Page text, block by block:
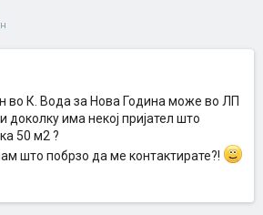
во К. Вода за Нова Година може во ЛП
доколку има некој пријател што
50 м2 ?
што побрзо да ме контактирате?!